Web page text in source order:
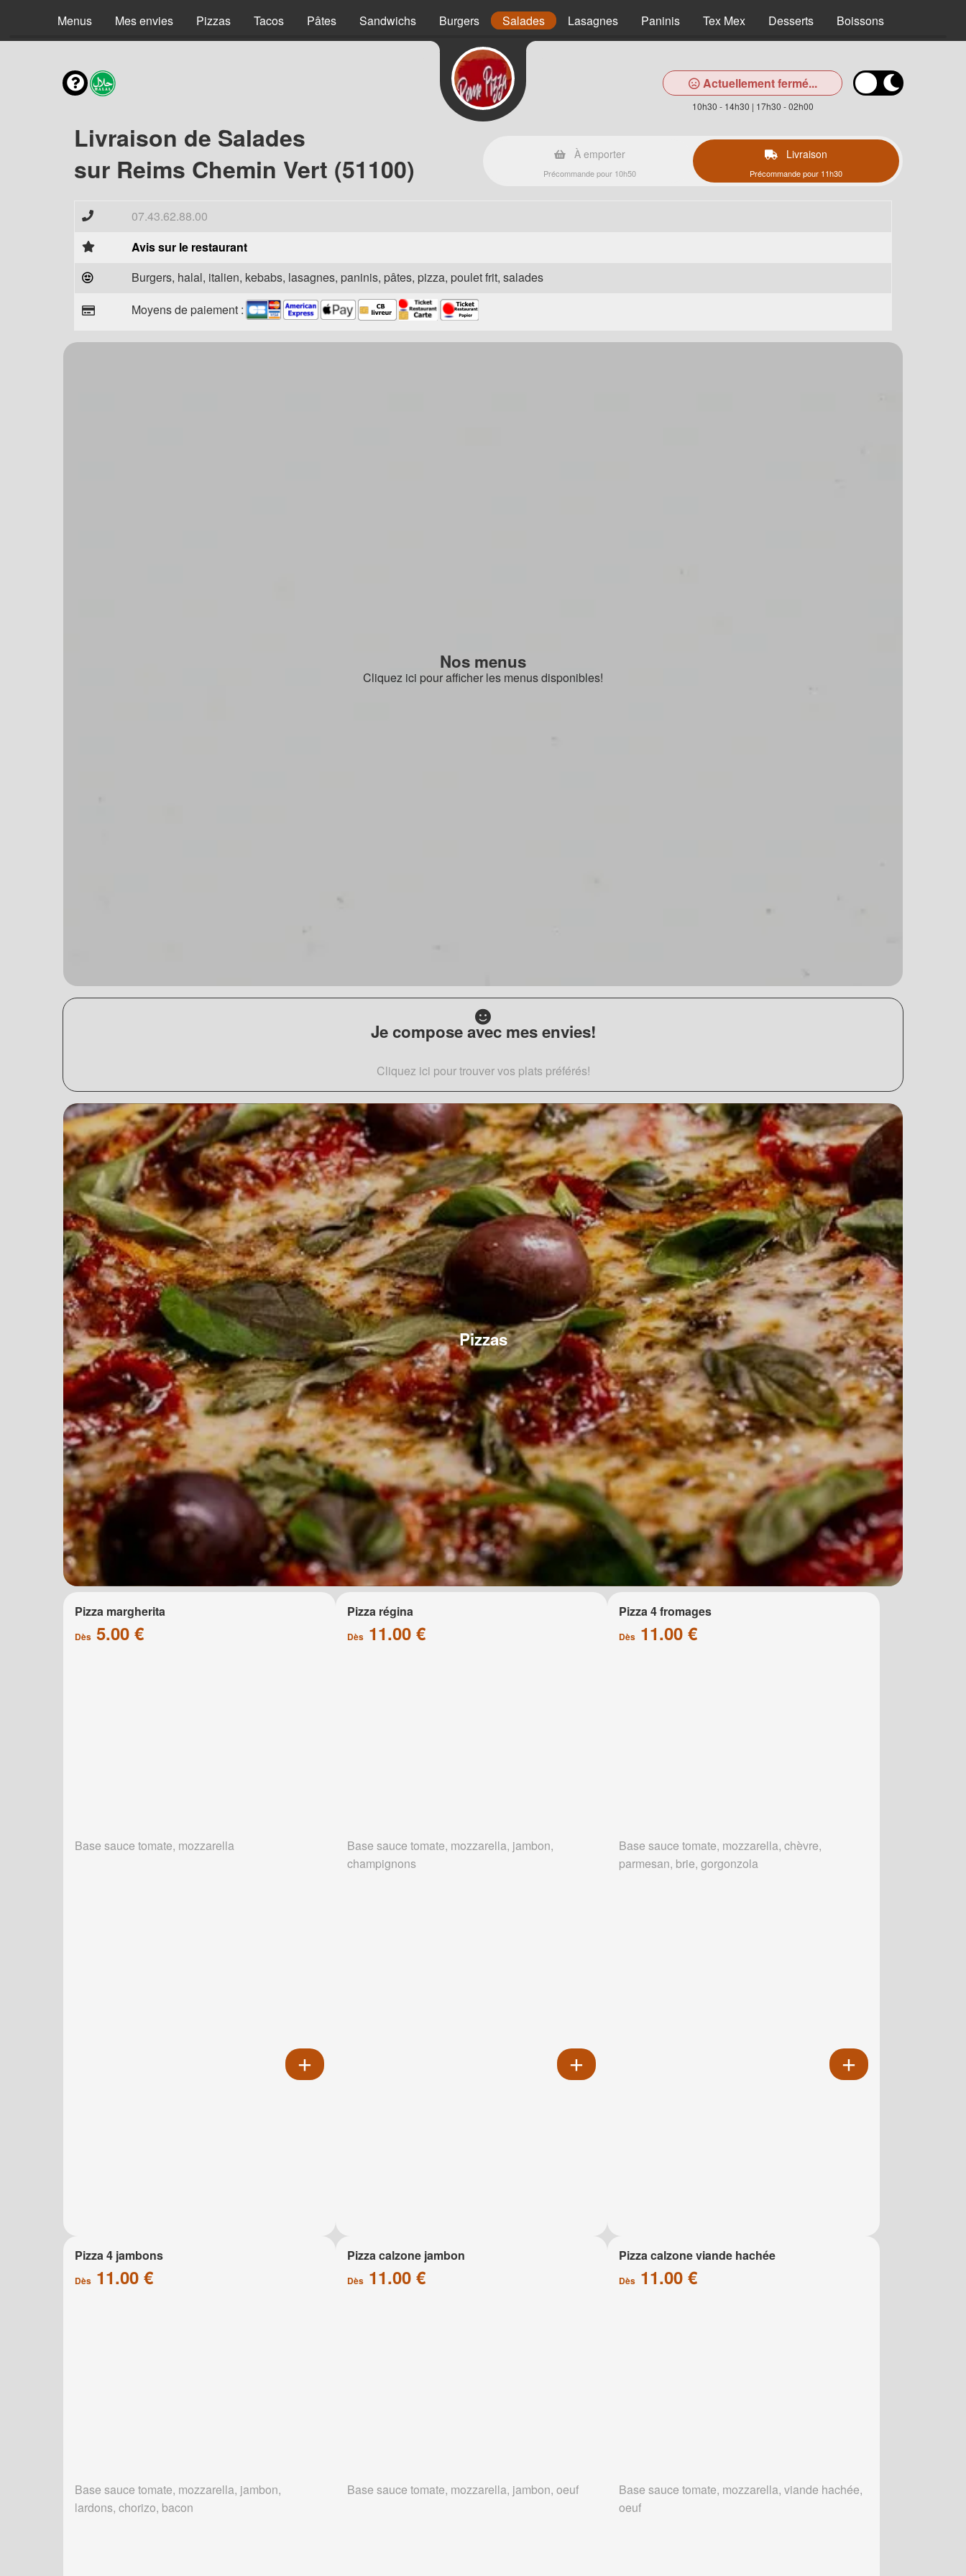
Menus Mes envies Pizzas Tacos Pâtes Sandwichs Burgers Salades Lasagnes Paninis Tex Mex Desserts Boissons
Actuellement fermé...
10h30 - 14h30 | 17h30 - 02h00
Livraison de Salades
sur Reims Chemin Vert (51100)
À emporter
Précommande pour 10h50
Livraison
Précommande pour 11h30
07.43.62.88.00
Avis sur le restaurant
Burgers, halal, italien, kebabs, lasagnes, paninis, pâtes, pizza, poulet frit, salades
Moyens de paiement :
Nos menus
Cliquez ici pour afficher les menus disponibles!
Je compose avec mes envies!
Cliquez ici pour trouver vos plats préférés!
Pizzas
Pizza margherita
Dès 5.00 €
Base sauce tomate, mozzarella
Pizza régina
Dès11.00 €
Base sauce tomate, mozzarella, jambon,
champignons
Pizza 4 fromages
Dès 11.00 €
Base sauce tomate, mozzarella, chèvre,
parmesan, brie, gorgonzola
Pizza 4 jambons
Dès 11.00 €
Base sauce tomate, mozzarella, jambon,
lardons, chorizo, bacon
Pizza calzone jambon
Dès11.00 €
Base sauce tomate, mozzarella, jambon, oeuf
Pizza calzone viande hachée
Dès 11.00 €
Base sauce tomate, mozzarella, viande hachée,
oeuf